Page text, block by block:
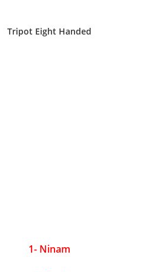
Tripot Eight Handed
1- Ninam